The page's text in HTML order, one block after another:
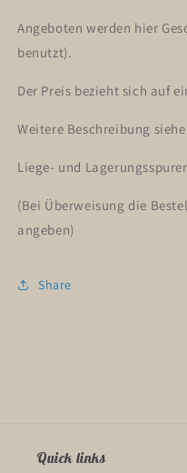
Angeboten werden hier
benutzt).
Der Preis bezieht sich auf
Weitere Beschreibung
Liege- und
(Bei Überweisung die
angeben)
Share
Quick links